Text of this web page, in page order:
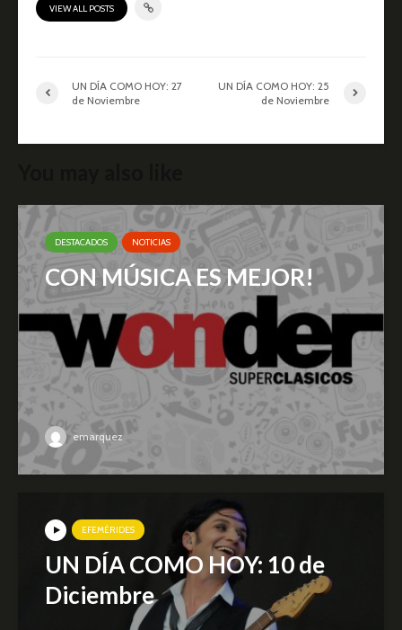
VIEW ALL POSTS
UN DÍA COMO HOY: 27
de Noviembre
UN DÍA COMO HOY: 25
de Noviembre
DESTACADOS NOTICIAS
CON MÚSICA ES MEJOR!
emarquez
EFEMÉRIDES
UN DÍA COMO HOY: 10 de
Diciembre